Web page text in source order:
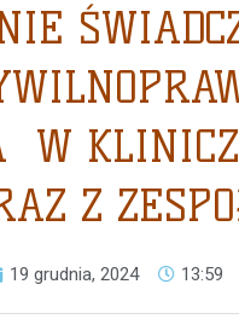
Z
19 grudnia, 2024 13:59